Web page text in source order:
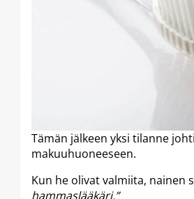
Tämän jälkeen yksi tilanne
makuuhuoneeseen.
Kun he olivat valmiita, nainen
hammaslääkäri.”